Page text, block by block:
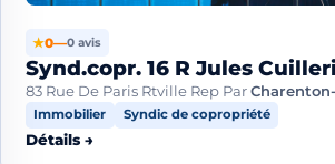
★0—0 avis
Synd.copr. 16 R Jules
83 Rue De Paris Rtville Rep Par
Immobilier Syndic de copropriété
Détails →